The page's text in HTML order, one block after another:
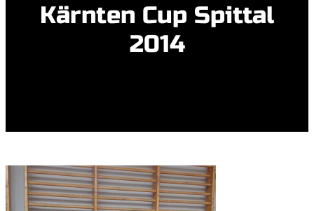
Kärnten Cup Spittal
2014